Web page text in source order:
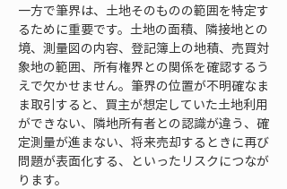
一方で筆界は、土地そのものの範囲を特定す
るために重要です。土地の面積、隣接地との
境、測量図の内容、登記簿上の地積、売買対
象地の範囲、所有権界との関係を確認するう
えで欠かせません。筆界の位置が不明確なま
ま取引すると、買主が想定していた土地利用
ができない、隣地所有者との認識が違う、確
定測量が進まない、将来売却するときに再び
問題が表面化する、といったリスクにつなが
ります。